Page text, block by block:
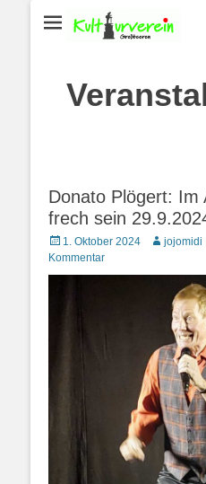
Donato Plögert: Im
frech sein
Posted
on
1. Oktober 2024 Autorjojomidi
Kommentar